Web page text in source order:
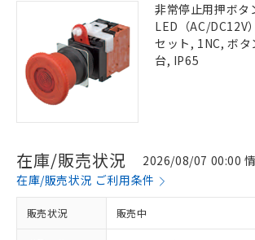
非常停止用押ボタ
LED（AC/DC12V
セット, 1NC, ボ
台, IP65
在庫/販売状況
2026/08/07 00:00
在庫/販売状況 ご利用条件
販売状況 販売中